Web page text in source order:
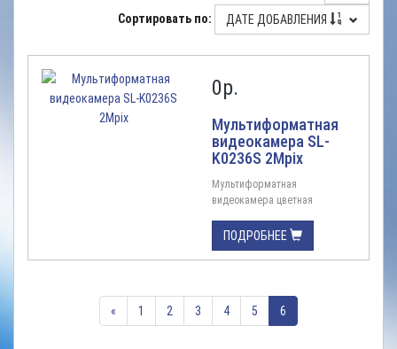
Сортировать по: ДАТЕ ДОБАВЛЕНИЯ
0р.
Мультиформатная
видеокамера SL-
K0236S 2Mpix
Мультиформатная
видеокамера цветная
Цветная видеокамера с
поддержкой стандартов
AHD/TVI/CVI/CVBS,
объектив 3,6 мм, ИК подсветка
до 15 метров, для установки
внутри/вне помещений
ПОДРОБНЕЕ
« 1 2 3 4 5 6